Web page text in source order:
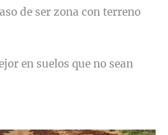
de ser zona con terreno
en suelos que no sean